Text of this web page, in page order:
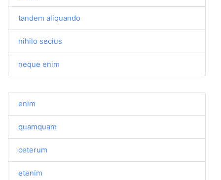
tandem aliquando
nihilo secius
neque enim
enim
quamquam
ceterum
etenim